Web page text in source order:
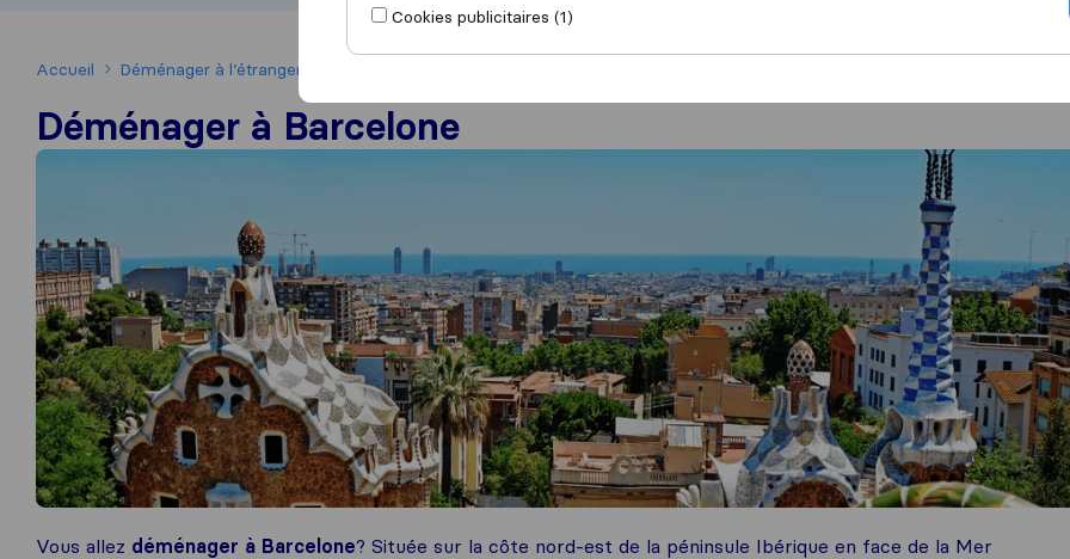
Accueil Déménager à l’étranger
Déménager à Barcelone
Vous allez déménager à Barcelone? Située sur la côte nord-est de la péninsule Ibérique en face de la Mer
Cookies publicitaires (1)